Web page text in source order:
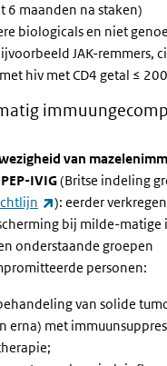
6 maanden na staken)
biologicals en niet
JAK-remmers,
hiv met CD4 getal ≤
van
IVIG(Britse indeling
(externe link)
): eerder
bij milde-matige
onderstaande groepen
personen:
van solide
erna) met